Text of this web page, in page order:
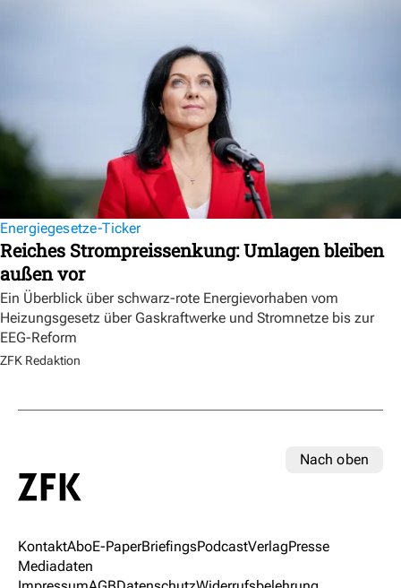
Energiegesetze-Ticker
Reiches Strompreissenkung: Umlagen bleiben
außen vor
Ein Überblick über schwarz-rote Energievorhaben vom
Heizungsgesetz über Gaskraftwerke und Stromnetze bis zur
EEG-Reform
ZFK Redaktion
Nach oben
KontaktAboE-PaperBriefingsPodcastVerlagPresse
Mediadaten